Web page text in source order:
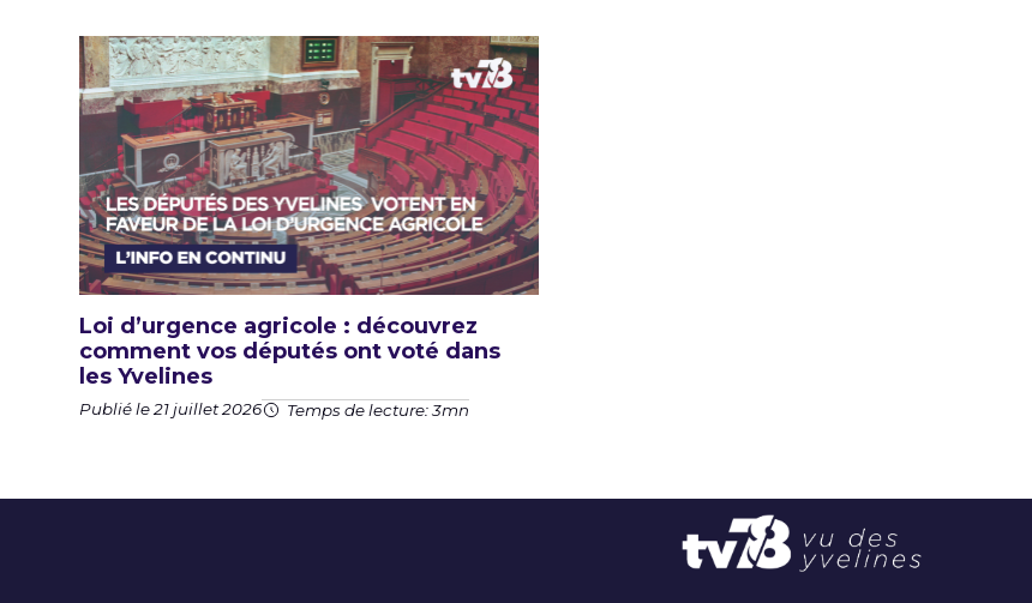
Loi d’urgence agricole : découvrez
comment vos députés ont voté dans
les Yvelines
Publié le 21 juillet 2026 Temps de lecture: 3mn